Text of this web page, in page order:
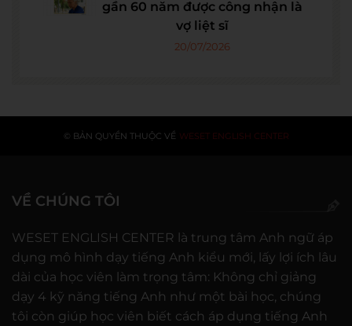
gần 60 năm được công nhận là
vợ liệt sĩ
20/07/2026
© BẢN QUYỀN THUỘC VỀ WESET ENGLISH CENTER
VỀ CHÚNG TÔI
WESET ENGLISH CENTER là trung tâm Anh ngữ áp
dụng mô hình dạy tiếng Anh kiểu mới, lấy lợi ích lâu
dài của học viên làm trọng tâm: Không chỉ giảng
dạy 4 kỹ năng tiếng Anh như một bài học, chúng
tôi còn giúp học viên biết cách áp dụng tiếng Anh